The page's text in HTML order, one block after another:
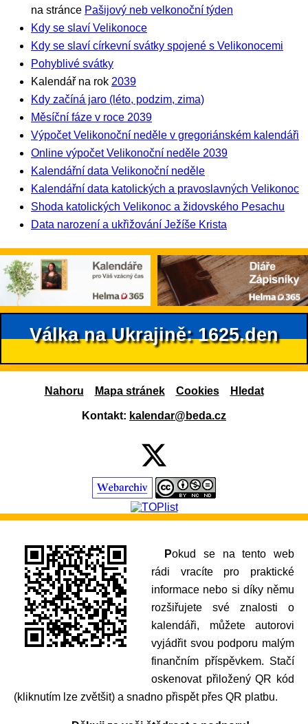
na stránce Pašijový neb velkonoční týden
Kdy se slaví Velikonoce
Kdy se slaví církevní svátky spojené s Velikonocemi
Pohyblivé svátky
Kalendář na rok 2039
Kdy začíná jaro (léto, podzim, zima)
Měsíční fáze v roce 2039
Výpočet Velikonoční neděle v gregoriánském kalendáři
Online výpočet Velikonoční neděle 2039
Kalendářní data Velikonoční neděle
Kalendářní data katolických a pravoslavných Velikonoc
Shoda katolických Velikonoc a židovského Pesachu
Data narození a ukřižování Ježíše Krista
Válka na Ukrajině: 1625.den
Nahoru Mapa stránek Cookies Hledat
Kontakt: kalendar@beda.cz
Pokud se na tento web
rádi vracíte pro praktické
informace nebo si díky němu
rozšiřujete své znalosti o
kalendáři, můžete autorovi
vyjádřit svou podporu malým
finančním příspěvkem. Stačí
oskenovat přiložený QR kód
(kliknutím lze zvětšit) a snadno přispět přes QR platbu.